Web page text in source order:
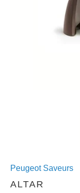
Peugeot Saveurs
ALTAR